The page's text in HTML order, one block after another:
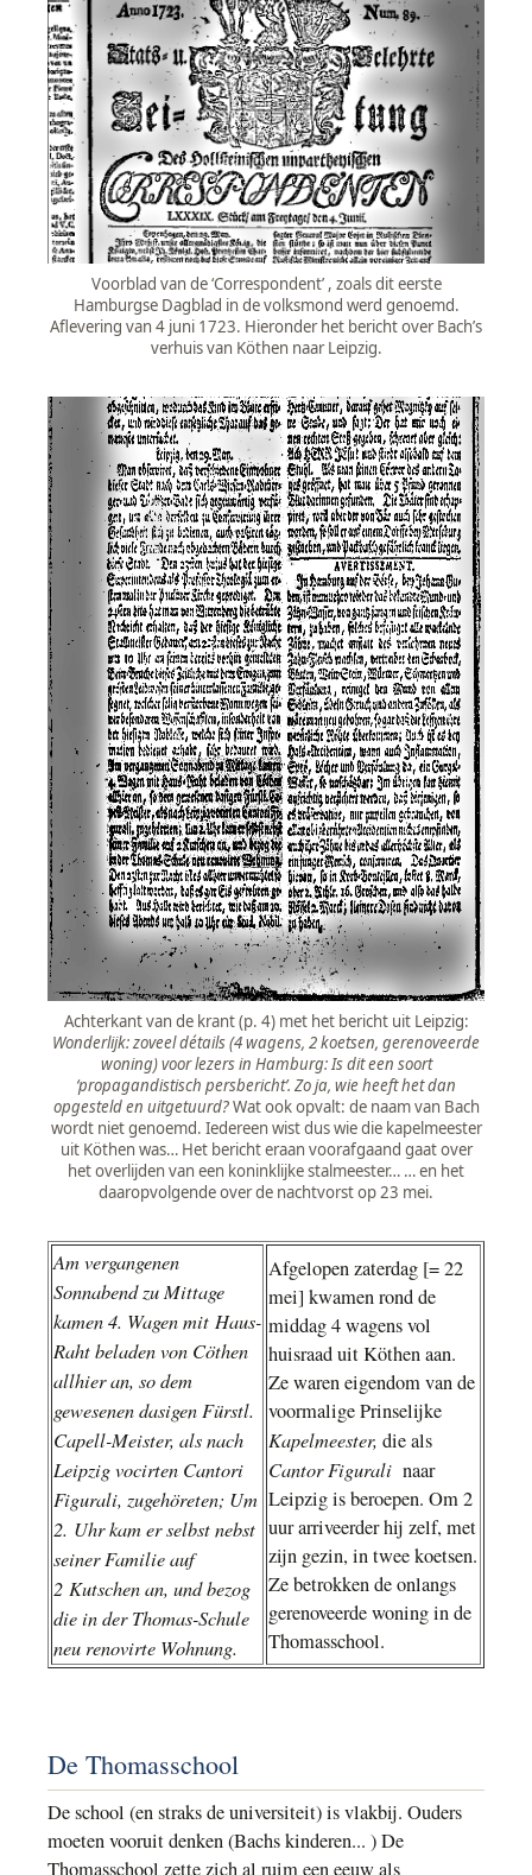
Voorblad van de ‘Correspondent’ , zoals dit eerste
Hamburgse Dagblad in de volksmond werd genoemd.
Aflevering van 4 juni 1723. Hieronder het bericht over Bach’s
verhuis van Köthen naar Leipzig.
Achterkant van de krant (p. 4) met het bericht uit Leipzig:
Wonderlijk: zoveel détails (4 wagens, 2 koetsen, gerenoveerde
woning) voor lezers in Hamburg: Is dit een soort
‘propagandistisch persbericht’. Zo ja, wie heeft het dan
opgesteld en uitgetuurd?Wat ook opvalt: de naam van Bach
wordt niet genoemd. Iedereen wist dus wie die kapelmeester
uit Köthen was… Het bericht eraan voorafgaand gaat over
het overlijden van een koninklijke stalmeester… … en het
daaropvolgende over de nachtvorst op 23 mei.
Am vergangenen
Sonnabend zu Mittage
kamen 4. Wagen mit Haus-
Raht beladen von Cöthen
allhier an, so dem
gewesenen dasigen Fürstl.
Capell-Meister, als nach
Leipzig vocirten Cantori
Figurali, zugehöreten; Um
2. Uhr kam er selbst nebst
seiner Familie auf
2 Kutschen an, und bezog
die in der Thomas-Schule
neu renovirte Wohnung.
Afgelopen zaterdag [= 22
mei] kwamen rond de
middag 4 wagens vol
huisraad uit Köthen aan.
Ze waren eigendom van de
voormalige Prinselijke
Kapelmeester, die als
Cantor Figurali naar
Leipzig is beroepen. Om 2
uur arriveerder hij zelf, met
zijn gezin, in twee koetsen.
Ze betrokken de onlangs
gerenoveerde woning in de
Thomasschool.
De Thomasschool
De school (en straks de universiteit) is vlakbij. Ouders
moeten vooruit denken (Bachs kinderen... ) De
Thomasschool zette zich al ruim een eeuw als